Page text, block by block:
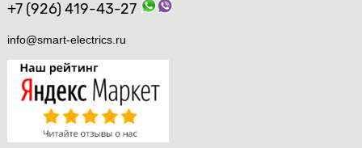
+7 (926) 419-43-27
info@smart-electrics.ru